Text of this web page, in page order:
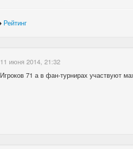
Рейтинг
11 июня 2014, 21:32
Игроков 71 а в фан-турнирах участвуют